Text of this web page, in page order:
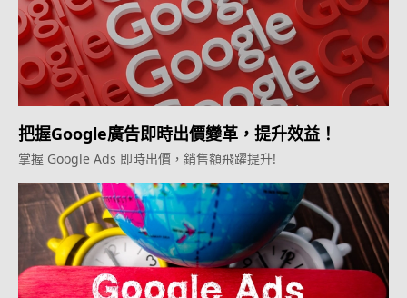
把握Google廣告即時出價變革，提升效益！
掌握 Google Ads 即時出價，銷售額飛躍提升!